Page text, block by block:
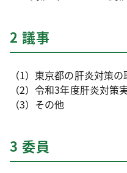
2 議事
（1）東京都の肝炎対策
（2）令和3年度肝炎対策
（3）その他
3 委員